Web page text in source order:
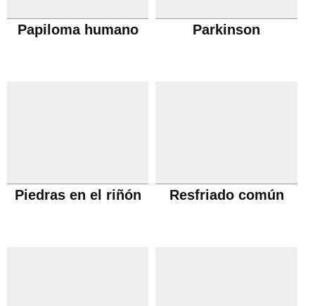
Papiloma humano Parkinson
Piedras en el riñón Resfriado común